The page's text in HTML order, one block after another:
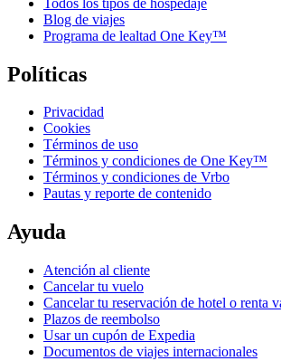
Blog de viajes
Programa de lealtad One Key™
Políticas
Privacidad
Cookies
Términos de uso
Términos y condiciones de One Key™
Términos y condiciones de Vrbo
Pautas y reporte de contenido
Ayuda
Atención al cliente
Cancelar tu vuelo
Cancelar tu reservación de hotel o renta
Plazos de reembolso
Usar un cupón de Expedia
Documentos de viajes internacionales